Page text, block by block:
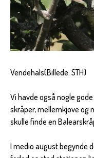
Vendehals(Billede: STH)
Vi havde også nogle
skråper, mellemkjove og
skulle finde en
I medio august begynde